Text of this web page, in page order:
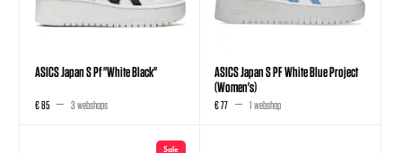
ASICS Japan S Pf "White Black"
€ 85 3 webshops
ASICS Japan S PF White Blue Project
(Women's)
€ 77 1 webshop
Sale